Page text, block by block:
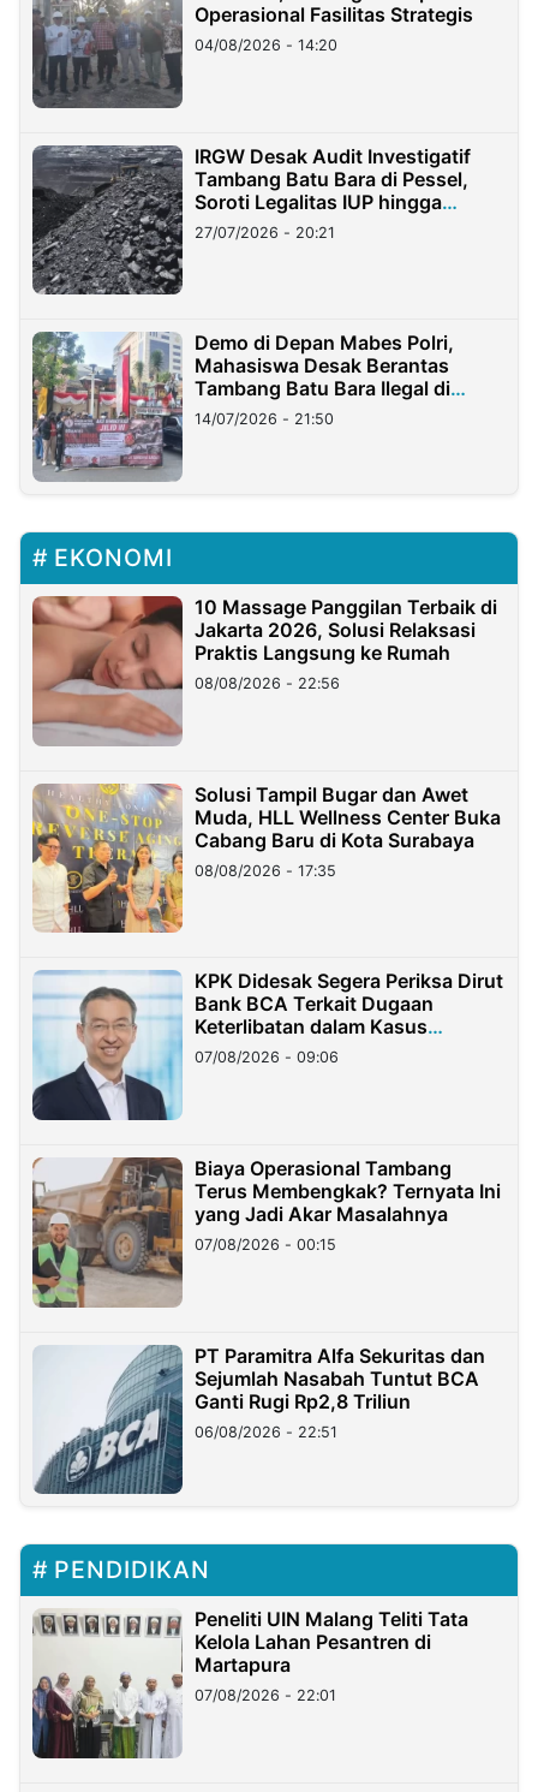
Operasional Fasilitas Strategis
04/08/2026 - 14:20
IRGW Desak Audit Investigatif
Tambang Batu Bara di Pessel,
Soroti Legalitas IUP hingga
Stockpile
27/07/2026 - 20:21
Demo di Depan Mabes Polri,
Mahasiswa Desak Berantas
Tambang Batu Bara Ilegal di
Lampung
14/07/2026 - 21:50
EKONOMI
10 Massage Panggilan Terbaik di
Jakarta 2026, Solusi Relaksasi
Praktis Langsung ke Rumah
08/08/2026 - 22:56
Solusi Tampil Bugar dan Awet
Muda, HLL Wellness Center Buka
Cabang Baru di Kota Surabaya
08/08/2026 - 17:35
KPK Didesak Segera Periksa Dirut
Bank BCA Terkait Dugaan
Keterlibatan dalam Kasus
Hilangnya Dana Nasabah Rp2,58
Miliar
07/08/2026 - 09:06
Biaya Operasional Tambang
Terus Membengkak? Ternyata Ini
yang Jadi Akar Masalahnya
07/08/2026 - 00:15
PT Paramitra Alfa Sekuritas dan
Sejumlah Nasabah Tuntut BCA
Ganti Rugi Rp2,8 Triliun
06/08/2026 - 22:51
PENDIDIKAN
Peneliti UIN Malang Teliti Tata
Kelola Lahan Pesantren di
Martapura
07/08/2026 - 22:01